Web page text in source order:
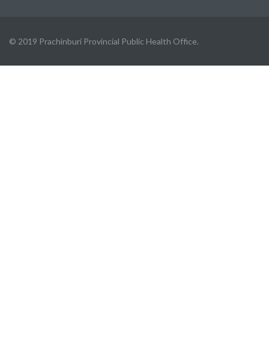
© 2019 Prachinburi Provincial Public Health Office.